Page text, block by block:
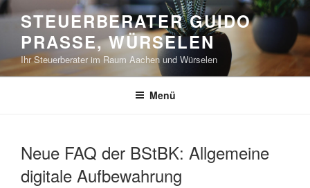
Zum
Inhalt
springen
STEUERBERATER GUIDO
PRASSE, WÜRSELEN
Ihr Steuerberater im Raum Aachen und Würselen
Menü
Neue FAQ der BStBK: Allgemeine
digitale Aufbewahrung